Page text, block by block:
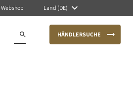
Webshop Land (DE)
HÄNDLERSUCHE